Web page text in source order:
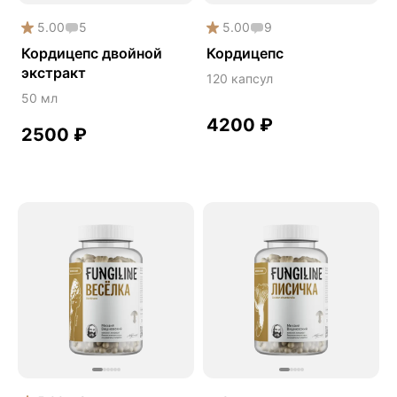
5.00 5
Кордицепс двойной
экстракт
50 мл
2500 ₽
5.00 9
Кордицепс
120 капсул
4200 ₽